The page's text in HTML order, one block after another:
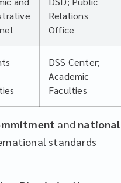
Relations
Office
DSS Center;
Academic
Faculties
and national
standards